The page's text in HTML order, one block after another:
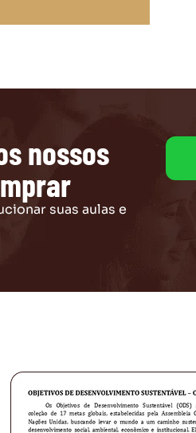
nossos
suas aulas e